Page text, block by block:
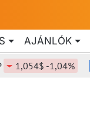
AJÁNLÓK
-1,04%